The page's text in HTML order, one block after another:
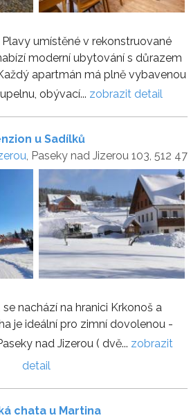
umístěné v rekonstruované
moderní ubytování s důrazem
apartmán má plně vybavenou
obývací... zobrazit detail
u Sadílků
, Paseky nad Jizerou 103, 512 47
se nachází na hranici Krkonoš a
je ideální pro zimní dovolenou -
nad Jizerou ( dvě... zobrazit
detail
chata u Martina